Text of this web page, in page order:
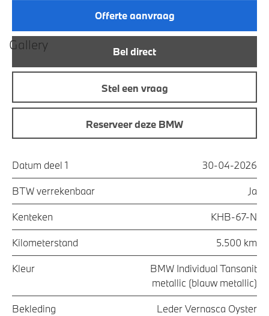
Offerte aanvraag
Bel direct
Stel een vraag
Reserveer deze BMW
Datum deel 1 30-04-2026
BTW verrekenbaar Ja
Kenteken KHB-67-N
Kilometerstand 5.500 km
Kleur
BMW Individual Tansanit
metallic (blauw metallic)
Bekleding
Leder Vernasca Oyster
Gallery